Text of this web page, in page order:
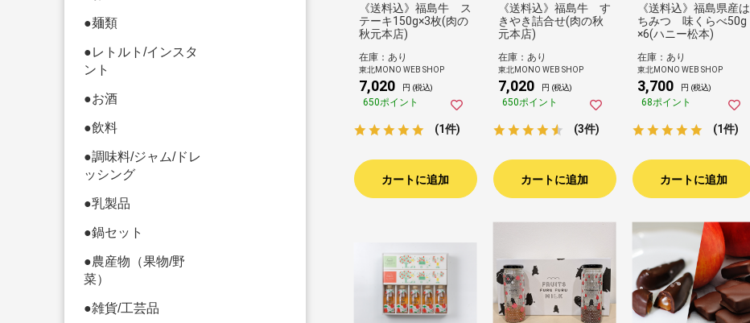
●麺類
●レトルト/インスタ
ント
●お酒
●飲料
●調味料/ジャム/ドレ
ッシング
●乳製品
●鍋セット
●農産物（果物/野
菜）
●雑貨/工芸品
《送料込》福島牛 ス
テーキ150g×3枚(肉の
秋元本店)
在庫：あり
東北MONO WEB SHOP
7,020 円 (税込)
650ポイント
(1件)
カートに追加
《送料込》福島牛 す
きやき詰合せ(肉の秋
元本店)
在庫：あり
東北MONO WEB SHOP
7,020 円 (税込)
650ポイント
(3件)
カートに追加
《送料込》福島県産は
ちみつ 味くらべ50g
×6(ハニー松本)
在庫：あり
東北MONO WEB SHOP
3,700 円 (税込)
68ポイント
(1件)
カートに追加